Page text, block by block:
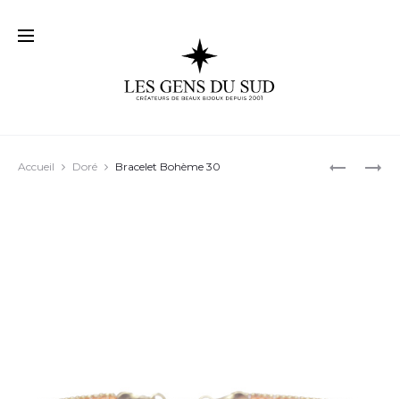
Accueil Doré Bracelet Bohème 30